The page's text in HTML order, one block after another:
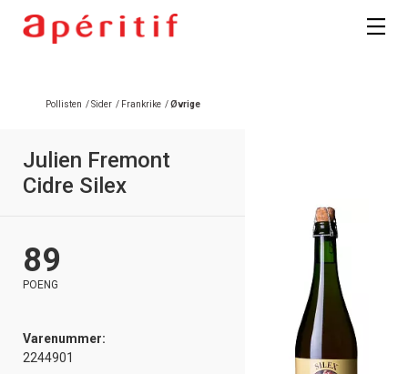
Pollisten /Sider / Frankrike /Øvrige
Julien Fremont
Cidre Silex
89
POENG
Varenummer:
2244901